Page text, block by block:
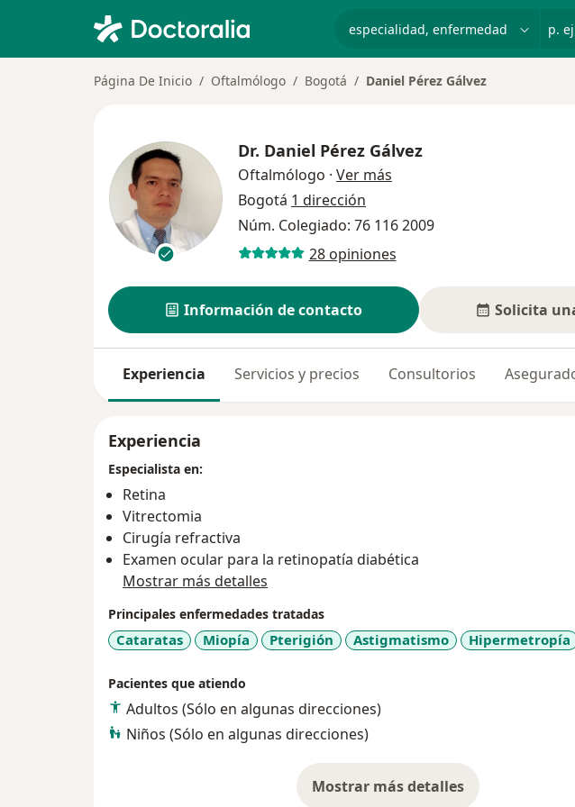
p.
Página De Inicio Oftalmólogo Bogotá Daniel Pérez Gálvez
Dr. Daniel Pérez Gálvez
Oftalmólogo · Ver más
Bogotá 1 dirección
Núm. Colegiado: 76 116 2009
28 opiniones
Información de contacto Solicita
Experiencia Servicios y precios Consultorios
Experiencia
Especialista en:
Retina
Vitrectomia
Cirugía refractiva
Examen ocular para la retinopatía diabética
Mostrar más detalles
Principales enfermedades tratadas
Cataratas Miopía Pterigión Astigmatismo Hipermetropía
Pacientes que atiendo
Adultos (Sólo en algunas direcciones)
Niños (Sólo en algunas direcciones)
Mostrar más detalles
sobre la experiencia